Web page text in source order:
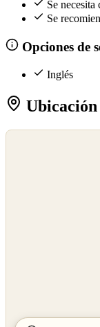
Se necesita
Se
Opciones de
Inglés